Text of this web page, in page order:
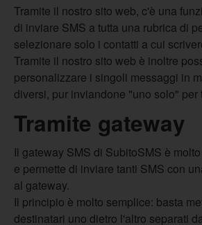
Tramite il nostro sito web, c'è una
di inviare SMS a tutta una rubrica di
selezionare solo i contatti a cui
Tramite il nostro sito web è inoltre
personalizzare i singoli messaggi in
diversi, pur inviandone "uno solo" per
Tramite gateway
Il gateway SMS di SubitoSMS è
e permette di inviare tanti SMS con
al gateway.
Il principio è molto semplice: basta
destinatari uno dietro l'altro separati